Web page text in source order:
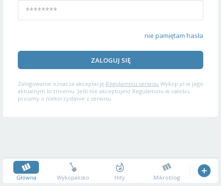
nie pamiętam hasła
ZALOGUJ SIĘ
Zalogowanie oznacza akceptację Regulaminu serwisu Wykop.pl w jego
aktualnym brzmieniu. Jeśli nie akceptujesz Regulaminu w całości,
prosimy o niekorzystanie z serwisu.
Główna Wykopalisko Hity Mikroblog